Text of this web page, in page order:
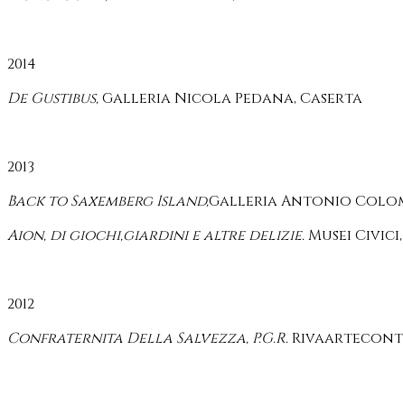
2014
De Gustibus,Galleria Nicola Pedana, Caserta
2013
Back to Saxemberg Island,Galleria Antonio
Aion, di giochi,giardini e altre delizie.Musei Civici,
2012
Confraternita Della Salvezza, P.G.R.